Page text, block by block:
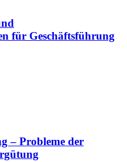
für Geschäftsführung
– Probleme der